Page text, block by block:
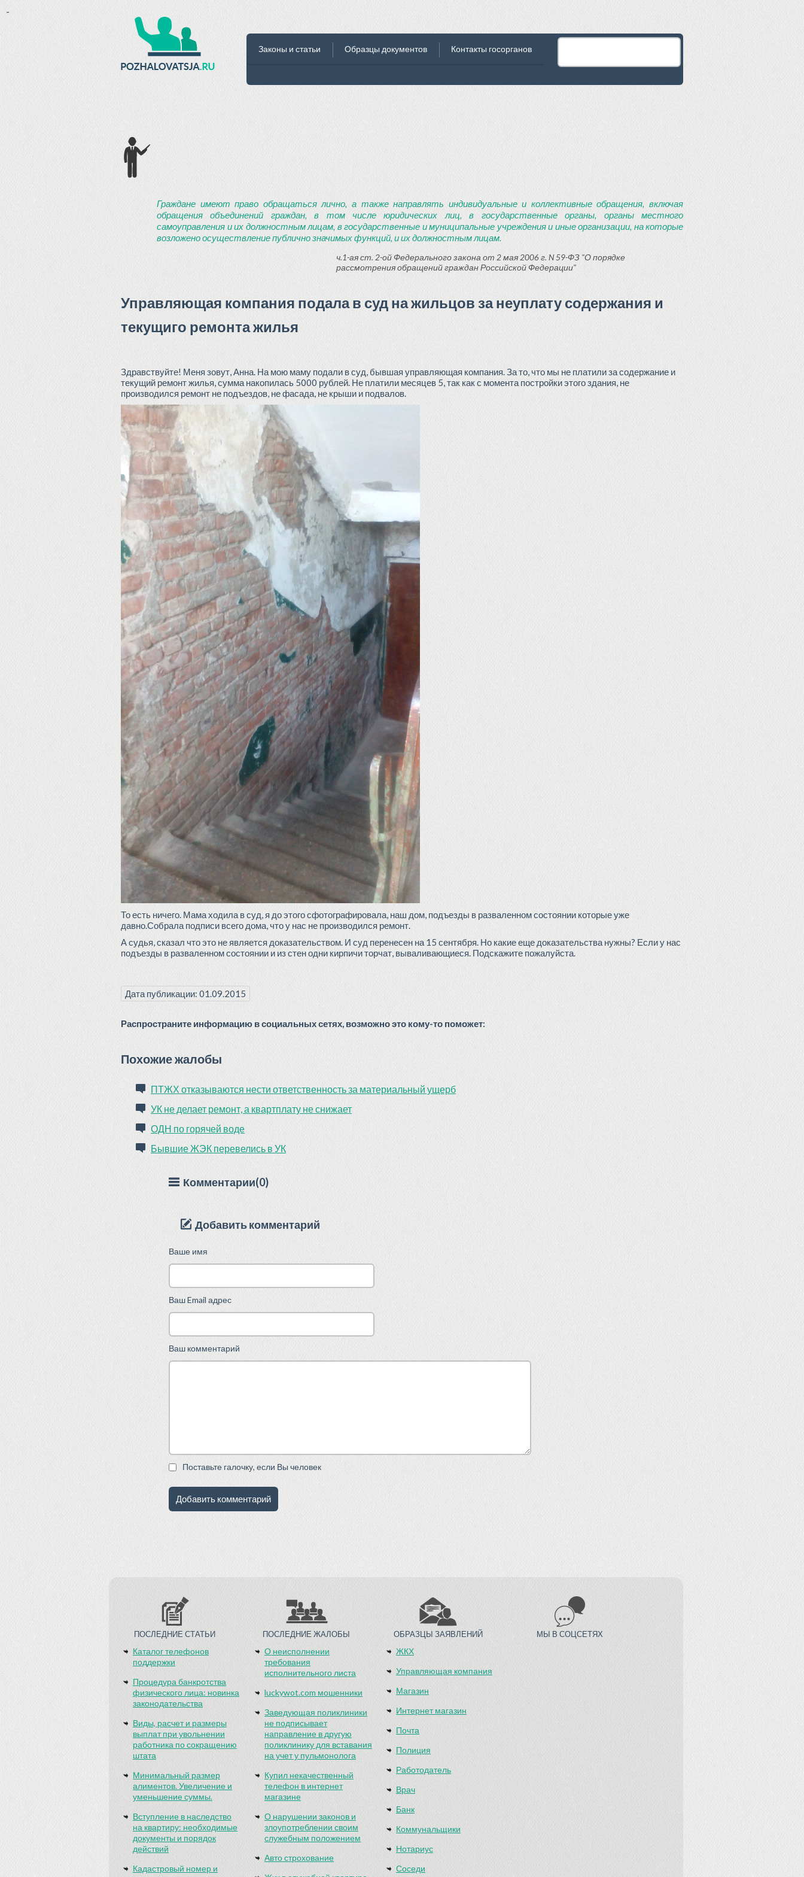
Законы и статьи Образцы документов Контакты госорганов
Граждане имеют право обращаться лично, а также направлять индивидуальные и коллективные обращения, включая
обращения объединений граждан, в том числе юридических лиц, в государственные органы, органы местного
самоуправления и их должностным лицам, в государственные и муниципальные учреждения и иные организации, на которые
возложено осуществление публично значимых функций, и их должностным лицам.
ч.1-ая ст. 2-ой Федерального закона от 2 мая 2006 г. N 59-ФЗ "О порядке
рассмотрения обращений граждан Российской Федерации"
Управляющая компания подала в суд на жильцов за неуплату содержания и
текущиго ремонта жилья
Здравствуйте! Меня зовут, Анна. На мою маму подали в суд, бывшая управляющая компания. За то, что мы не платили за содержание и
текущий ремонт жилья, сумма накопилась 5000 рублей. Не платили месяцев 5, так как с момента постройки этого здания, не
производился ремонт не подъездов, не фасада, не крыши и подвалов.
То есть ничего. Мама ходила в суд, я до этого сфотографировала, наш дом, подъезды в разваленном состоянии которые уже
давно.Собрала подписи всего дома, что у нас не производился ремонт.
А судья, сказал что это не является доказательством. И суд перенесен на 15 сентября. Но какие еще доказательства нужны? Если у нас
подъезды в разваленном состоянии и из стен одни кирпичи торчат, вываливающиеся. Подскажите пожалуйста.
Дата публикации: 01.09.2015
Распространите информацию в социальных сетях, возможно это кому-то поможет:
Похожие жалобы
ПТЖХ отказываются нести ответственность за материальный ущерб
УК не делает ремонт, а квартплату не снижает
ОДН по горячей воде
Бывшие ЖЭК перевелись в УК
Комментарии(0)
Добавить комментарий
Ваше имя
Ваш Email адрес
Ваш комментарий
Поставьте галочку, если Вы человек
ПОСЛЕДНИЕ СТАТЬИ
Каталог телефонов
поддержки
Процедура банкротства
физического лица: новинка
законодательства
Виды, расчет и размеры
выплат при увольнении
работника по сокращению
штата
Минимальный размер
алиментов. Увеличение и
уменьшение суммы.
Вступление в наследство
на квартиру: необходимые
документы и порядок
действий
Кадастровый номер и
ПОСЛЕДНИЕ ЖАЛОБЫ
О неисполнении
требования
исполнительного листа
luckywot.com мошенники
Заведующая поликлиники
не подписывает
направление в другую
поликлинику для вставания
на учет у пульмонолога
Купил некачественный
телефон в интернет
магазине
О нарушении законов и
злоупотреблении своим
служебным положением
Авто строхование
ОБРАЗЦЫ ЗАЯВЛЕНИЙ
ЖКХ
Управляющая компания
Магазин
Интернет магазин
Почта
Полиция
Работодатель
Врач
Банк
Коммунальщики
Нотариус
Соседи
МЫ В СОЦСЕТЯХ
-